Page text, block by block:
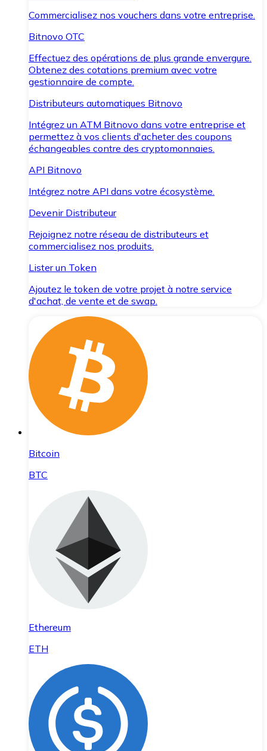
Commercialisez nos vouchers dans votre entreprise.
Bitnovo OTC
Effectuez des opérations de plus grande envergure.
Obtenez des cotations premium avec votre
gestionnaire de compte.
Distributeurs automatiques Bitnovo
Intégrez un ATM Bitnovo dans votre entreprise et
permettez à vos clients d'acheter des coupons
échangeables contre des cryptomonnaies.
API Bitnovo
Intégrez notre API dans votre écosystème.
Devenir Distributeur
Rejoignez notre réseau de distributeurs et
commercialisez nos produits.
Lister un Token
Ajoutez le token de votre projet à notre service
d'achat, de vente et de swap.
Bitcoin
BTC
Ethereum
ETH